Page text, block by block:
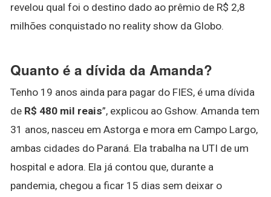
revelou qual foi o destino dado ao prêmio de R$ 2,8
milhões conquistado no reality show da Globo.
Quanto é a dívida da Amanda?
Tenho 19 anos ainda para pagar do FIES, é uma dívida
de R$ 480 mil reais”, explicou ao Gshow. Amanda tem
31 anos, nasceu em Astorga e mora em Campo Largo,
ambas cidades do Paraná. Ela trabalha na UTI de um
hospital e adora. Ela já contou que, durante a
pandemia, chegou a ficar 15 dias sem deixar o